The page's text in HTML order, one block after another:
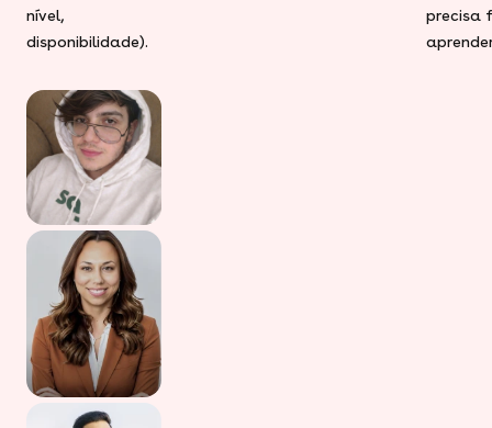
nível,
disponibilidade).
precisa